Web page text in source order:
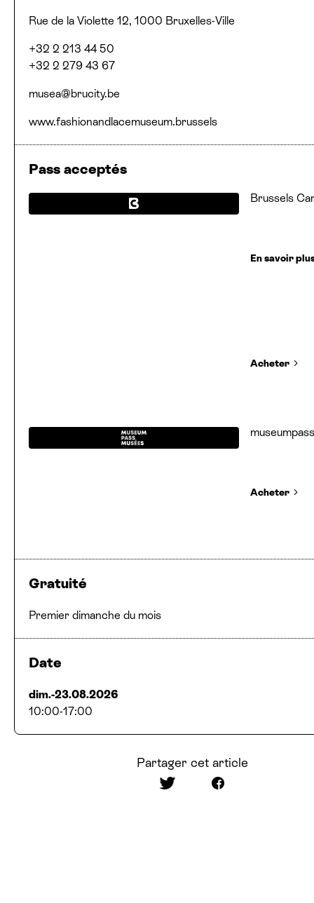
Partager cet article
Partager sur Twitter
Partager sur
Rue de la Violette 12, 1000 Bruxelles-Ville
+32 2 213 44 50
+32 2 279 43 67
musea@​brucity.​be
www.fashionandlacemuseum.brussels
Pass acceptés
Brussels
En savoir
Acheter
Acheter
Gratuité
Premier dimanche du mois
Date
dim.-23.08.2026
10:00-17:00